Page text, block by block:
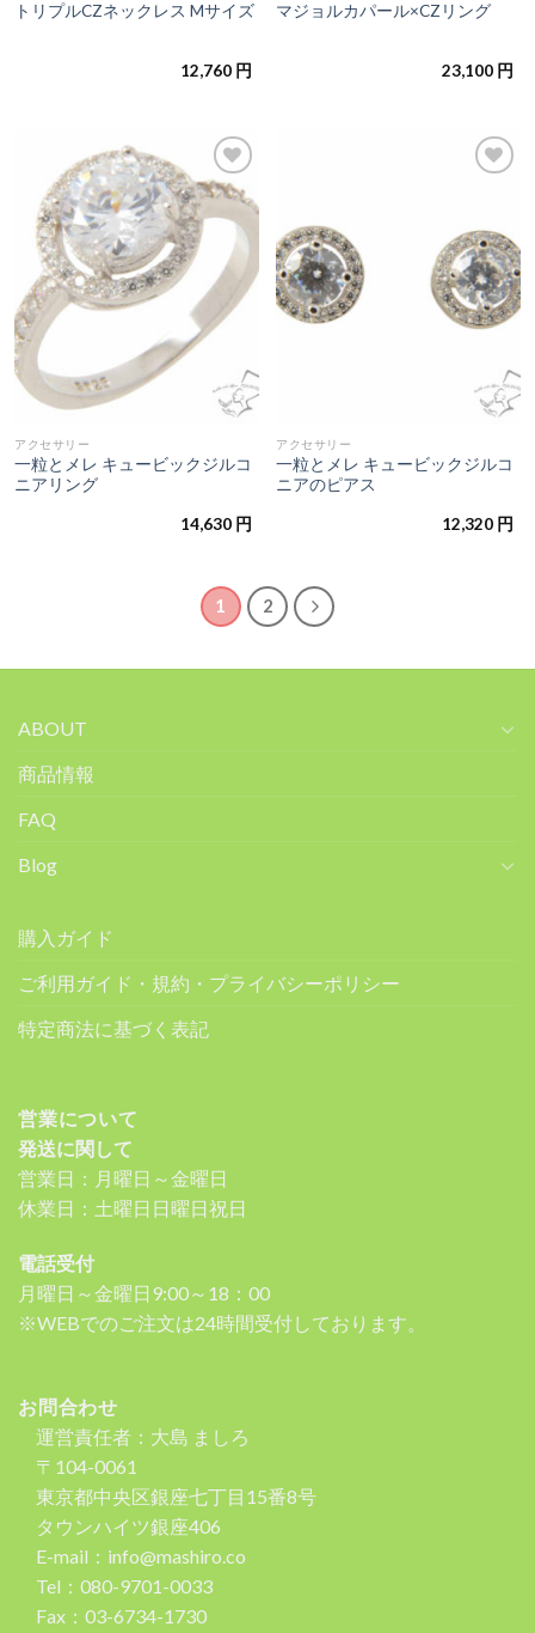
トリプルCZネックレス Mサイズ
12,760 円
マジョルカパール×CZリング
23,100 円
お気
に入
りに
アクセサリー
一粒とメレ キュービックジルコ
ニアリング
14,630 円
追加
アクセサリー
一粒とメレ キュービックジルコ
ニアのピアス
12,320 円
1 2
ABOUT
商品情報
FAQ
Blog
購入ガイド
ご利用ガイド・規約・プライバシーポリシー
特定商法に基づく表記
営業について
発送に関して
営業日：月曜日～金曜日
休業日：土曜日日曜日祝日
電話受付
月曜日～金曜日9:00～18：00
※WEBでのご注文は24時間受付しております。
お問合わせ
運営責任者：大島 ましろ
〒104-0061
東京都中央区銀座七丁目15番8号
タウンハイツ銀座406
E-mail：info@mashiro.co
Tel：080-9701-0033
Fax：03-6734-1730